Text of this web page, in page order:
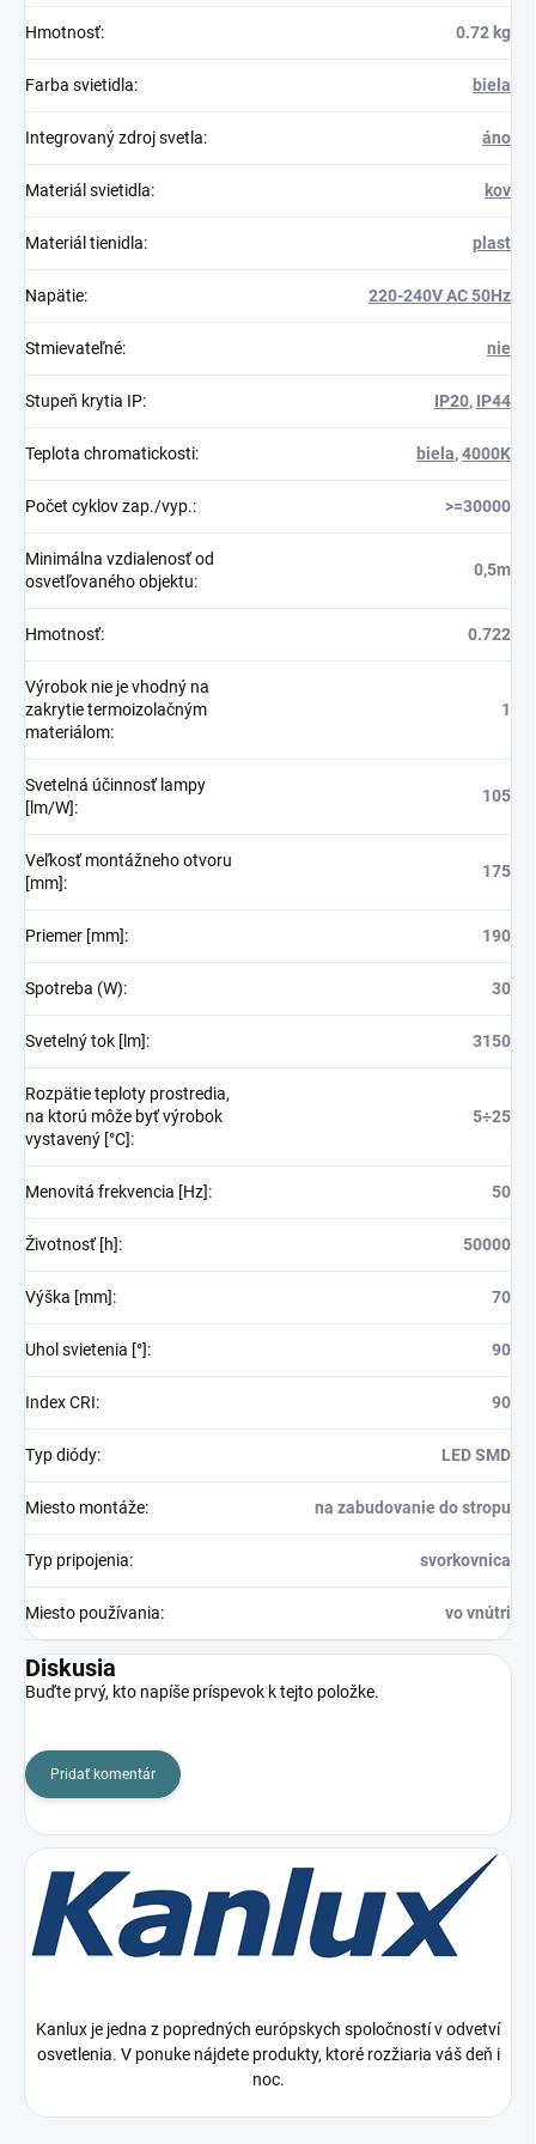
Hmotnosť: 0.72 kg
Farba svietidla: biela
Integrovaný zdroj svetla: áno
Materiál svietidla: kov
Materiál tienidla: plast
Napätie: 220-240V AC 50Hz
Stmievateľné: nie
Stupeň krytia IP: IP20, IP44
Teplota chromatickosti: biela,4000K
Počet cyklov zap./vyp.: >=30000
Minimálna vzdialenosť od
osvetľovaného objektu:
0,5m
Hmotnosť: 0.722
Výrobok nie je vhodný na
zakrytie termoizolačným
materiálom:
1
Svetelná účinnosť lampy
[lm/W]:
105
Veľkosť montážneho otvoru
[mm]:
175
Priemer [mm]: 190
Spotreba (W): 30
Svetelný tok [lm]: 3150
Rozpätie teploty prostredia,
na ktorú môže byť výrobok
vystavený [°C]:
5÷25
Menovitá frekvencia [Hz]: 50
Životnosť [h]: 50000
Výška [mm]: 70
Uhol svietenia [°]: 90
Index CRI: 90
Typ diódy: LED SMD
Miesto montáže: na zabudovanie do stropu
Typ pripojenia: svorkovnica
Miesto používania: vo vnútri
Diskusia
Buďte prvý, kto napíše príspevok k tejto položke.
Pridať komentár
Kanlux je jedna z popredných európskych spoločností v odvetví
osvetlenia. V ponuke nájdete produkty, ktoré rozžiaria váš deň i
noc.